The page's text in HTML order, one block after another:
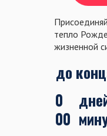
00
0
до
тепло
жизненной